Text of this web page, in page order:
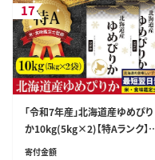
17
「令和7年産」北海道産ゆめぴり
か10kg(5kg×2)【特Aランク】
米・食味鑑定士監修＜最短翌日
寄付金額